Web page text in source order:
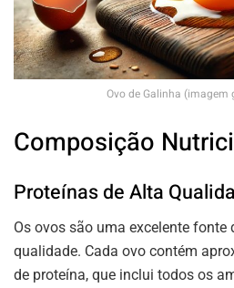
Ovo de Galinha (imagem
Composição
Proteínas de Alta
Os ovos são uma excelente fonte
qualidade. Cada ovo contém
de proteína, que inclui todos os